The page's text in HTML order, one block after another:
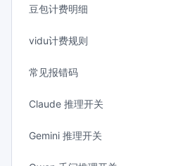
豆包计费明细
vidu计费规则
常见报错码
Claude 推理开关
Gemini 推理开关